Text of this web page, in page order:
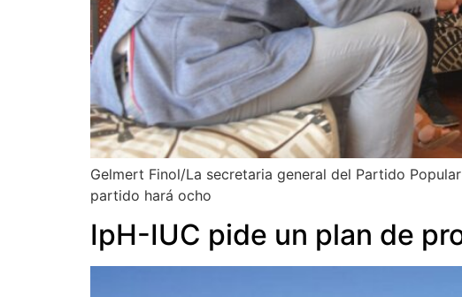
Gelmert Finol/La secretaria general del Partido
partido hará ocho
IpH-IUC pide un plan de